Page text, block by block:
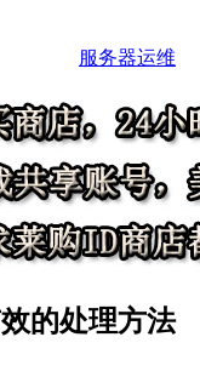
服务器运维
的处理方法